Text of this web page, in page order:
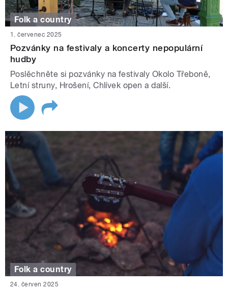
Folk a country
1. červenec 2025
Pozvánky na festivaly a koncerty nepopulární
hudby
Poslěchněte si pozvánky na festivaly Okolo Třeboně,
Letní struny, Hrošení, Chlívek open a další.
Folk a country
24. červen 2025